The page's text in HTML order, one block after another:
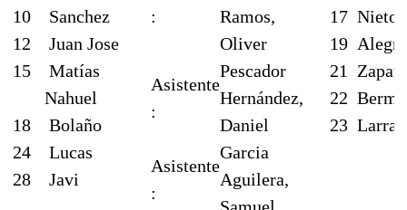
10
Sanchez
12
Juan Jose
15
Matías
Nahuel
18
Bolaño
24
Lucas
28
Javi
:
Ramos,
Oliver
Asistente
:
Pescador
Hernández,
Daniel
Asistente
:
Garcia
Aguilera,
17 Nieto
19
21
22
23 Larra